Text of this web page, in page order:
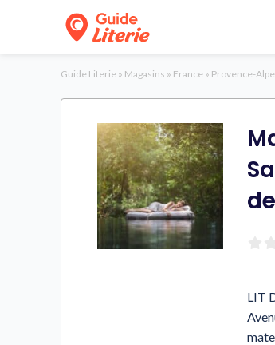
Guide Literie » Magasins » France » Provence-
LIT